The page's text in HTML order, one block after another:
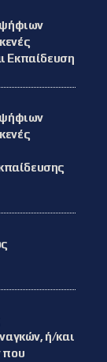
Εκπαίδευση
ή/και
που